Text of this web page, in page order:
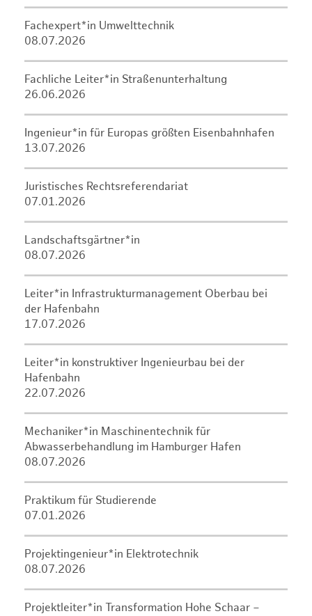
Fachexpert*in Umwelttechnik
08.07.2026
Fachliche Leiter*in Straßenunterhaltung
26.06.2026
Ingenieur*in für Europas größten Eisenbahnhafen
13.07.2026
Juristisches Rechtsreferendariat
07.01.2026
Landschaftsgärtner*in
08.07.2026
Leiter*in Infrastrukturmanagement Oberbau bei
der Hafenbahn
17.07.2026
Leiter*in konstruktiver Ingenieurbau bei der
Hafenbahn
22.07.2026
Mechaniker*in Maschinentechnik für
Abwasserbehandlung im Hamburger Hafen
08.07.2026
Praktikum für Studierende
07.01.2026
Projektingenieur*in Elektrotechnik
08.07.2026
Projektleiter*in Transformation Hohe Schaar –